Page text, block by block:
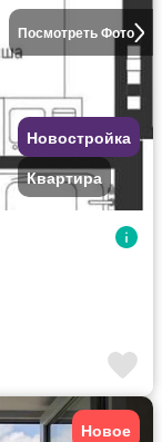
Посмотреть Фото
Новостройка
Квартира
Новое